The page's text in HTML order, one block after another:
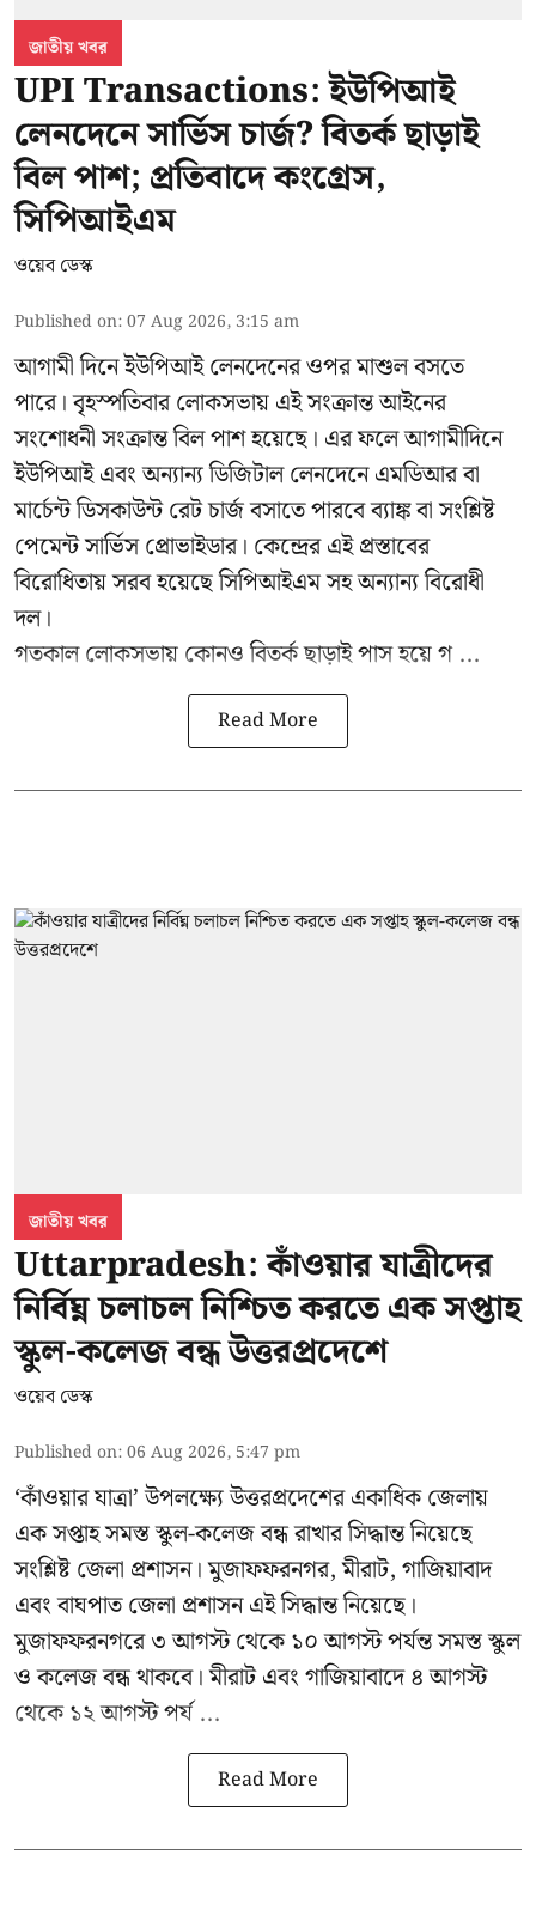
জাতীয় খবর
UPI Transactions: ইউপিআই
লেনদেনে সার্ভিস চার্জ? বিতর্ক ছাড়াই
বিল পাশ; প্রতিবাদে কংগ্রেস,
সিপিআইএম
ওয়েব ডেস্ক
Published on:07 Aug 2026, 3:15 am
আগামী দিনে ইউপিআই লেনদেনের ওপর মাশুল বসতে
পারে। বৃহস্পতিবার লোকসভায় এই সংক্রান্ত আইনের
সংশোধনী সংক্রান্ত বিল পাশ হয়েছে। এর ফলে আগামীদিনে
ইউপিআই এবং অন্যান্য ডিজিটাল লেনদেনে এমডিআর বা
মার্চেন্ট ডিসকাউন্ট রেট চার্জ বসাতে পারবে ব্যাঙ্ক বা সংশ্লিষ্ট
পেমেন্ট সার্ভিস প্রোভাইডার। কেন্দ্রের এই প্রস্তাবের
বিরোধিতায় সরব হয়েছে সিপিআইএম সহ অন্যান্য বিরোধী
দল।
গতকাল লোকসভায় কোনও বিতর্ক ছাড়াই পাস হয়ে গ ...
Read More
জাতীয় খবর
Uttarpradesh: কাঁওয়ার যাত্রীদের
নির্বিঘ্ন চলাচল নিশ্চিত করতে এক সপ্তাহ
স্কুল-কলেজ বন্ধ উত্তরপ্রদেশে
ওয়েব ডেস্ক
Published on:06 Aug 2026, 5:47 pm
‘কাঁওয়ার যাত্রা’উপলক্ষ্যে উত্তরপ্রদেশের একাধিক জেলায়
এক সপ্তাহ সমস্ত স্কুল-কলেজ বন্ধ রাখার সিদ্ধান্ত নিয়েছে
সংশ্লিষ্ট জেলা প্রশাসন। মুজাফফরনগর, মীরাট, গাজিয়াবাদ
এবং বাঘপাত জেলা প্রশাসন এই সিদ্ধান্ত নিয়েছে।
মুজাফফরনগরে ৩ আগস্ট থেকে ১০ আগস্ট পর্যন্ত সমস্ত স্কুল
ও কলেজ বন্ধ থাকবে। মীরাট এবং গাজিয়াবাদে ৪ আগস্ট
থেকে ১২ আগস্ট পর্য ...
Read More